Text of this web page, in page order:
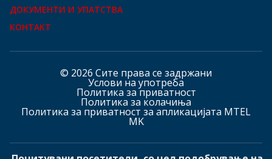
ДОКУМЕНТИ И УПАТСТВА
КОНТАКТ
© 2026 Сите права се задржани
Услови на употреба
Политика за приватност
Политика за колачиња
Политика за приватност за апликацијата MTEL
MK